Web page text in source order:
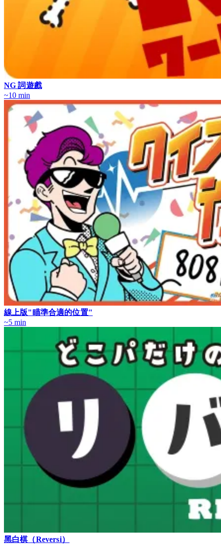
NG 詞遊戲
~10 min
線上版"瞄準合適的位置"
~5 min
黑白棋（Reversi）